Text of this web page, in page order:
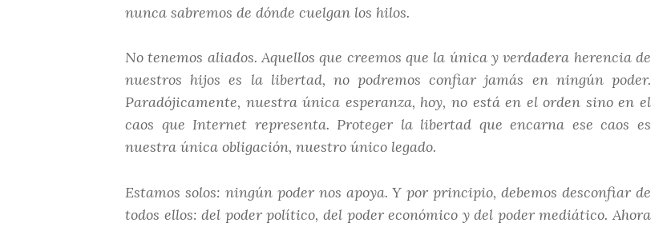
nunca sabremos de dónde cuelgan los hilos.
No tenemos aliados. Aquellos que creemos que la única y verdadera herencia de
nuestros hijos es la libertad, no podremos confiar jamás en ningún poder.
Paradójicamente, nuestra única esperanza, hoy, no está en el orden sino en el
caos que Internet representa. Proteger la libertad que encarna ese caos es
nuestra única obligación, nuestro único legado.
Estamos solos: ningún poder nos apoya. Y por principio, debemos desconfiar de
todos ellos: del poder político, del poder económico y del poder mediático. Ahora